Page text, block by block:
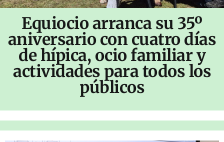
Equiocio arranca su 35º
aniversario con cuatro días
de hípica, ocio familiar y
actividades para todos los
públicos